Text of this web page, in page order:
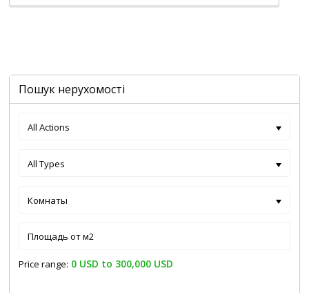
Пошук нерухомості
All Actions
All Types
Комнаты
Price range: 0 USD to 300,000 USD